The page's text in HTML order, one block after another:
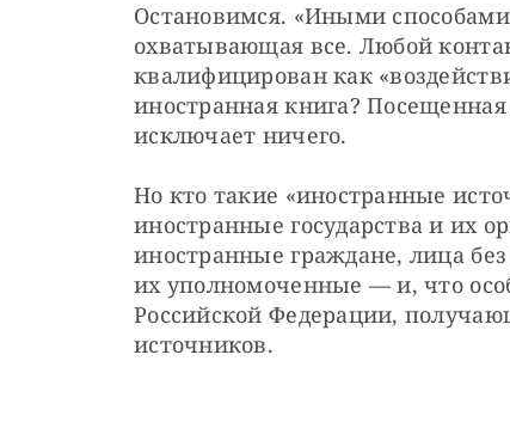
Остановимся. «Иными
охватывающая все. Любой
квалифицирован как
иностранная книга?
исключает ничего.
Но кто такие «иностранные
иностранные государства и их
иностранные граждане, лица
их уполномоченные — и, что
Российской Федерации,
источников.